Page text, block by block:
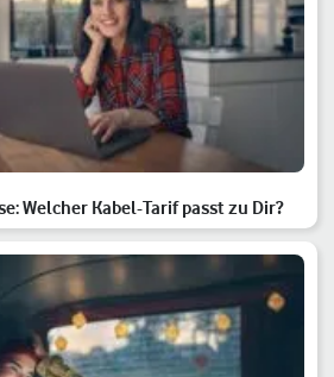
Welcher Kabel-Tarif passt zu Dir?